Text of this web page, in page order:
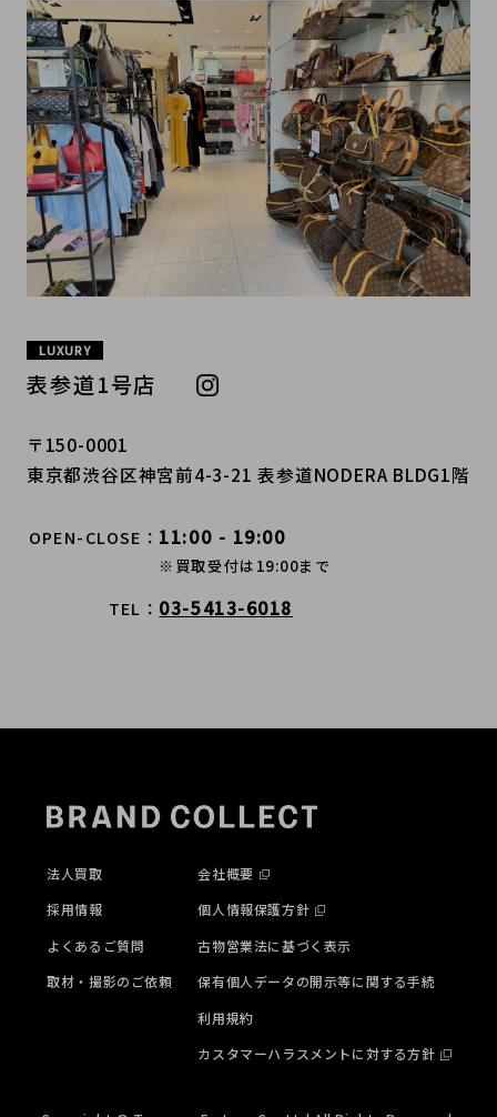
LUXURY
表参道1号店
〒150-0001
東京都渋谷区神宮前4-3-21 表参道NODERA BLDG1階
OPEN-CLOSE 11:00 - 19:00
※買取受付は19:00まで
TEL 03-5413-6018
法人買取
採用情報
よくあるご質問
取材・撮影のご依頼
会社概要
個人情報保護方針
古物営業法に基づく表示
保有個人データの開示等に関する手続
利用規約
カスタマーハラスメントに対する方針